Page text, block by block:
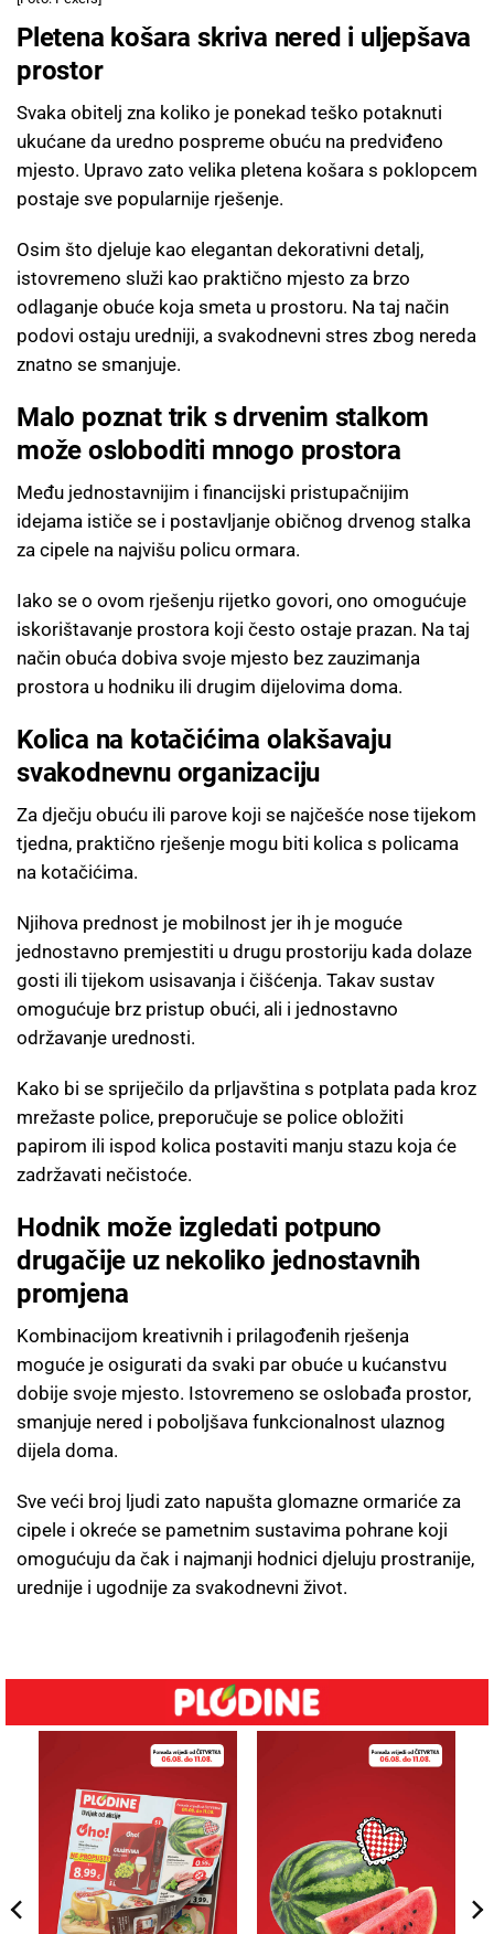
Pletena košara skriva nered i uljepšava
prostor
Svaka obitelj zna koliko je ponekad teško potaknuti
ukućane da uredno pospreme obuću na predviđeno
mjesto. Upravo zato velika pletena košara s poklopcem
postaje sve popularnije rješenje.
Osim što djeluje kao elegantan dekorativni detalj,
istovremeno služi kao praktično mjesto za brzo
odlaganje obuće koja smeta u prostoru. Na taj način
podovi ostaju uredniji, a svakodnevni stres zbog nereda
znatno se smanjuje.
Malo poznat trik s drvenim stalkom
može osloboditi mnogo prostora
Među jednostavnijim i financijski pristupačnijim
idejama ističe se i postavljanje običnog drvenog stalka
za cipele na najvišu policu ormara.
Iako se o ovom rješenju rijetko govori, ono omogućuje
iskorištavanje prostora koji često ostaje prazan. Na taj
način obuća dobiva svoje mjesto bez zauzimanja
prostora u hodniku ili drugim dijelovima doma.
Kolica na kotačićima olakšavaju
svakodnevnu organizaciju
Za dječju obuću ili parove koji se najčešće nose tijekom
tjedna, praktično rješenje mogu biti kolica s policama
na kotačićima.
Njihova prednost je mobilnost jer ih je moguće
jednostavno premjestiti u drugu prostoriju kada dolaze
gosti ili tijekom usisavanja i čišćenja. Takav sustav
omogućuje brz pristup obući, ali i jednostavno
održavanje urednosti.
Kako bi se spriječilo da prljavština s potplata pada kroz
mrežaste police, preporučuje se police obložiti
papirom ili ispod kolica postaviti manju stazu koja će
zadržavati nečistoće.
Hodnik može izgledati potpuno
drugačije uz nekoliko jednostavnih
promjena
Kombinacijom kreativnih i prilagođenih rješenja
moguće je osigurati da svaki par obuće u kućanstvu
dobije svoje mjesto. Istovremeno se oslobađa prostor,
smanjuje nered i poboljšava funkcionalnost ulaznog
dijela doma.
Sve veći broj ljudi zato napušta glomazne ormariće za
cipele i okreće se pametnim sustavima pohrane koji
omogućuju da čak i najmanji hodnici djeluju prostranije,
urednije i ugodnije za svakodnevni život.